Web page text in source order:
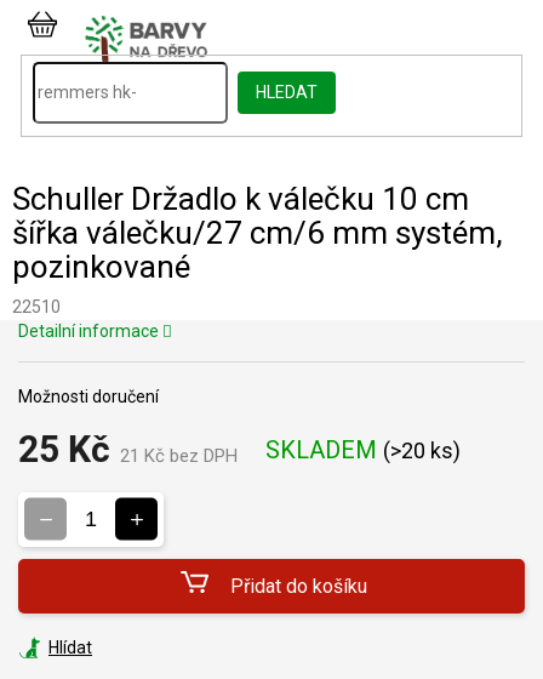
Přejít
obsah
HLEDAT
NÁKUPNÍ
KOŠÍK
Schuller Držadlo k válečku 10 cm
šířka válečku/27 cm/6 mm systém,
pozinkované
22510
25 Kč 21 Kč bez DPH SKLADEM (>20 ks)
Možnosti doručení
Přidat do košíku
Detailní informace
Hlídat